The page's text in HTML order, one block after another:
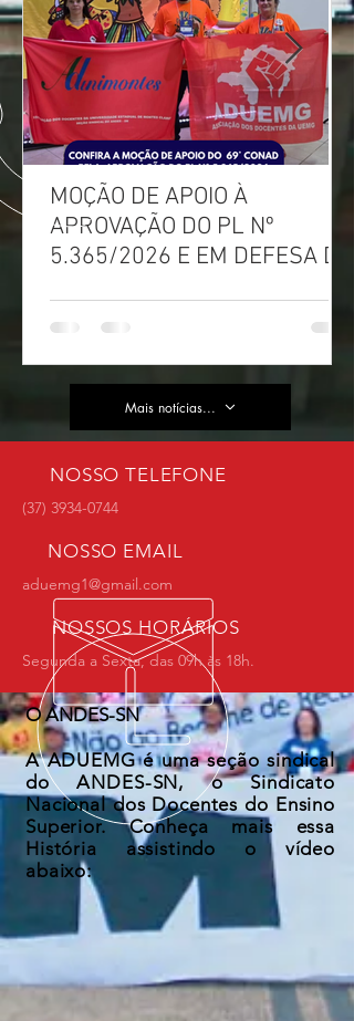
MOÇÃO DE APOIO À
APROVAÇÃO DO PL Nº
5.365/2026 E EM DEFESA DA
AUTONOMIA NAS
DE MINAS GERAIS
Mais notícias...
NOSSO TELEFONE
(37) 3934-0744
NOSSO EMAIL
aduemg1@gmail.com
NOSSOS HORÁRIOS
Segunda a Sexta, das 09h às 18h.
O ANDES-SN
A ADUEMG é uma seção sindical
do ANDES-SN, o Sindicato
Nacional dos Docentes do Ensino
Superior. Conheça mais essa
História assistindo o vídeo
abaixo: